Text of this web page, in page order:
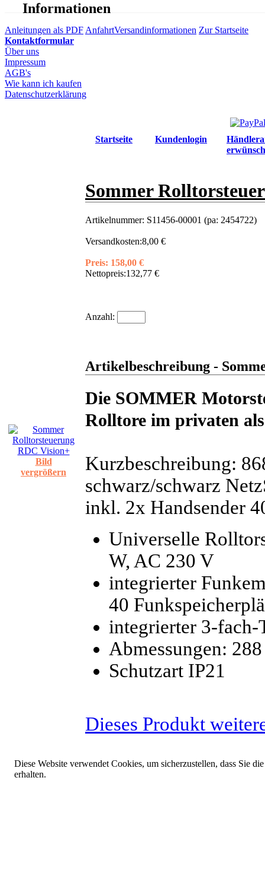
Informationen
Anleitungen als PDF AnfahrtVersandinformationen Zur Startseite
Kontaktformular
Über uns
Impressum
AGB's
Wie kann ich kaufen
Datenschutzerklärung
Startseite Kundenlogin
Bild
vergrößern
Sommer
Artikelnummer: S11456-00001 (pa: 2454722)
Versandkosten:8,00 €
Preis: 158,00 €
Nettopreis:132,77 €
Anzahl:
Artikelbeschreibung -
Die SOMMER
Rolltore im privaten
Kurzbeschreibung:
schwarz/schwarz
inkl. 2x Handsender
Universelle
W, AC 230 V
integrierter
40
integrierter 3-fach-
Abmessungen:
Schutzart IP21
Dieses Produkt
Diese Website verwendet Cookies, um sicherzustellen, dass Sie
erhalten.